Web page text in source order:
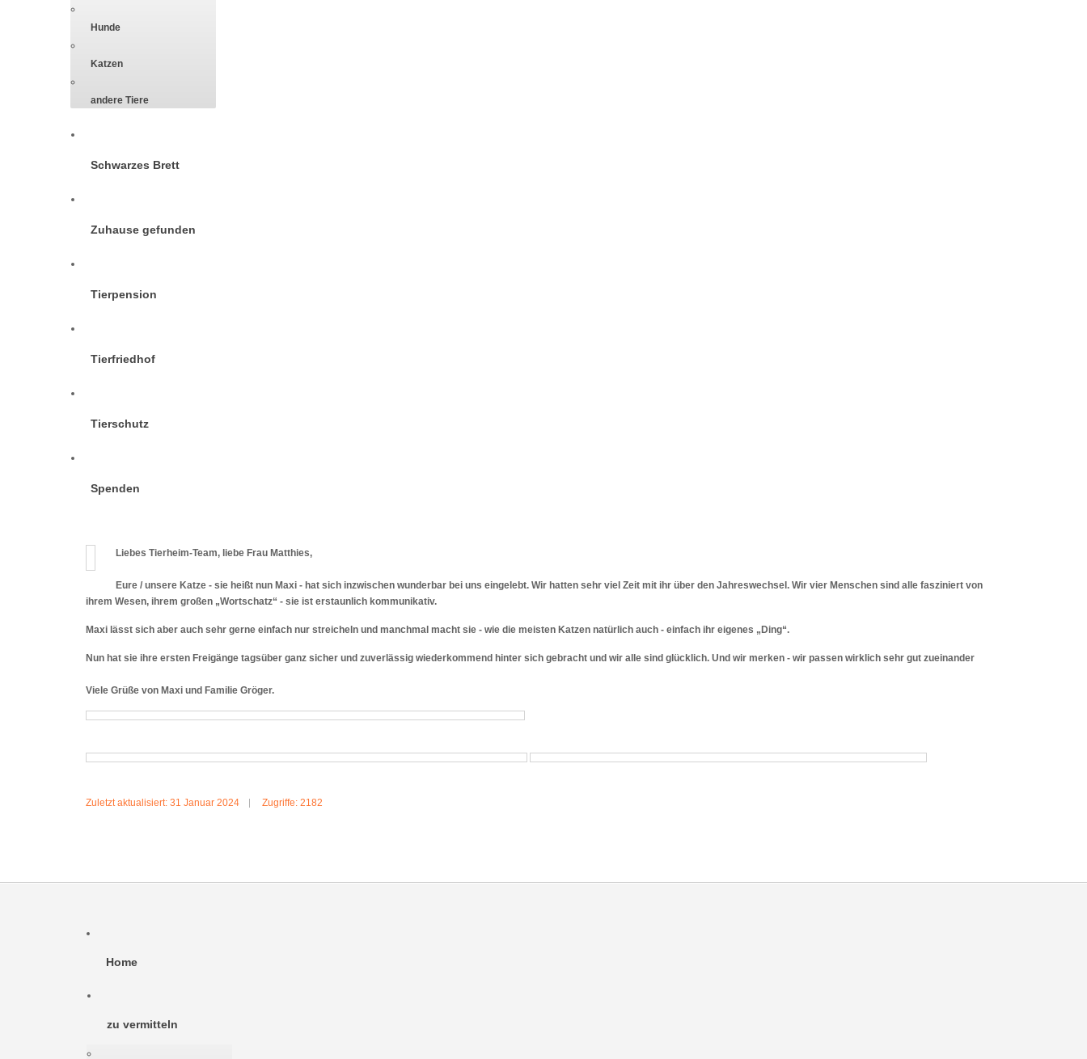
Hunde
Katzen
andere Tiere
Schwarzes Brett
Zuhause gefunden
Tierpension
Tierfriedhof
Tierschutz
Spenden
Liebes Tierheim-Team, liebe Frau Matthies,
Eure / unsere Katze - sie heißt nun Maxi - hat sich inzwischen wunderbar bei uns eingelebt. Wir hatten sehr viel Zeit mit ihr über den Jahreswechsel. Wir vier Menschen sind alle fasziniert von
ihrem Wesen, ihrem großen „Wortschatz“ - sie ist erstaunlich kommunikativ.
Maxi lässt sich aber auch sehr gerne einfach nur streicheln und manchmal macht sie - wie die meisten Katzen natürlich auch - einfach ihr eigenes „Ding“.
Nun hat sie ihre ersten Freigänge tagsüber ganz sicher und zuverlässig wiederkommend hinter sich gebracht und wir alle sind glücklich. Und wir merken - wir passen wirklich sehr gut zueinander
Viele Grüße von Maxi und Familie Gröger.
Zuletzt aktualisiert: 31 Januar 2024 Zugriffe: 2182
Home
zu vermitteln